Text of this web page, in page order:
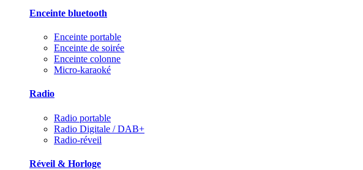
Enceinte bluetooth
Enceinte portable
Enceinte de soirée
Enceinte colonne
Micro-karaoké
Radio
Radio portable
Radio Digitale / DAB+
Radio-réveil
Réveil & Horloge